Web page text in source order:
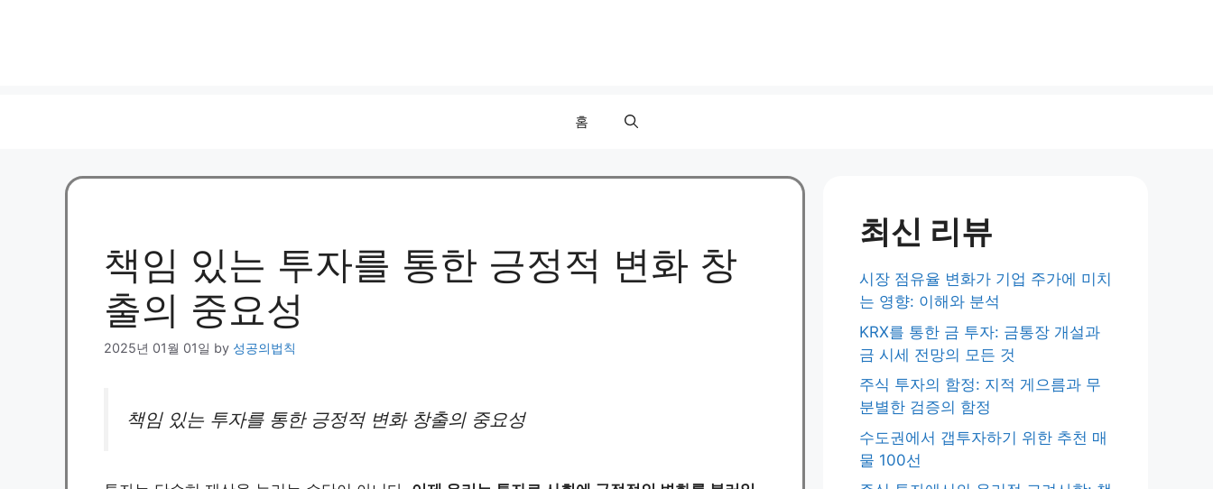
홈
책임 있는 투자를 통한 긍정적 변화 창
출의 중요성
2025년 01월 01일 by 성공의법칙
책임 있는 투자를 통한 긍정적 변화 창출의 중요성
최신 리뷰
시장 점유율 변화가 기업 주가에 미치
는 영향: 이해와 분석
KRX를 통한 금 투자: 금통장 개설과
금 시세 전망의 모든 것
주식 투자의 함정: 지적 게으름과 무
분별한 검증의 함정
수도권에서 갭투자하기 위한 추천 매
물 100선